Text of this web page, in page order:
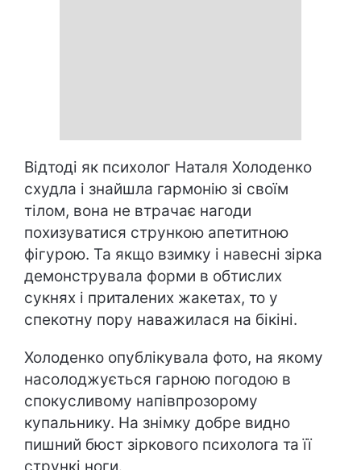
Відтоді як психолог Наталя Холоденко
схудла і знайшла гармонію зі своїм
тілом, вона не втрачає нагоди
похизуватися стрункою апетитною
фігурою. Та якщо взимку і навесні зірка
демонструвала форми в обтислих
сукнях і приталених жакетах, то у
спекотну пору наважилася на бікіні.
Холоденко опублікувала фото, на якому
насолоджується гарною погодою в
спокусливому напівпрозорому
купальнику. На знімку добре видно
пишний бюст зіркового психолога та її